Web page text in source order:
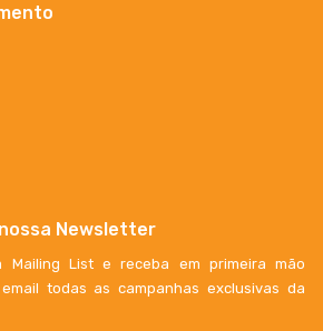
Newsletter
Mailing List e receba em primeira mão
todas as campanhas exclusivas da